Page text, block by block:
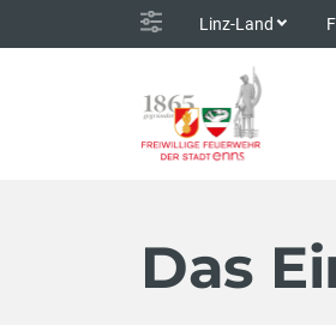
Linz-Land
Das